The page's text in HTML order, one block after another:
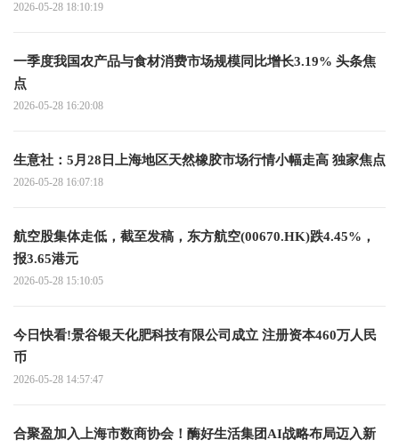
2026-05-28 18:10:19
一季度我国农产品与食材消费市场规模同比增长3.19% 头条焦
点
2026-05-28 16:20:08
生意社：5月28日上海地区天然橡胶市场行情小幅走高 独家焦点
2026-05-28 16:07:18
航空股集体走低，截至发稿，东方航空(00670.HK)跌4.45%，
报3.65港元
2026-05-28 15:10:05
今日快看!景谷银天化肥科技有限公司成立 注册资本460万人民
币
2026-05-28 14:57:47
合聚盈加入上海市数商协会！酶好生活集团AI战略布局迈入新